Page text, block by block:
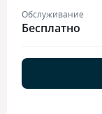
Обслуживание
Бесплатно